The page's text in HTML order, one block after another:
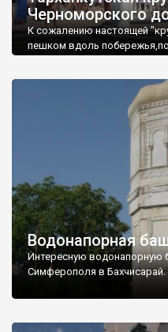
Черноморского
К сожалению настоящей
пешком вдоль
Водонапорная
Интересную водонапорную
Симферополя в Бахчисарай.